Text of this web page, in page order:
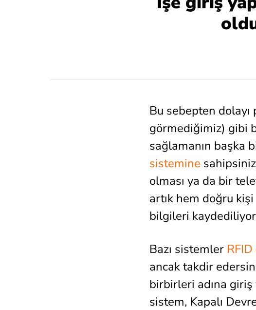
Bu sebepten dolayı
görmediğimiz) gibi
sağlamanın başka
sistemine
olması ya da bir
artık hem doğru
bilgileri
Bazı sistemler
ancak takdir
birbirleri adına giriş
sistem, Kapalı